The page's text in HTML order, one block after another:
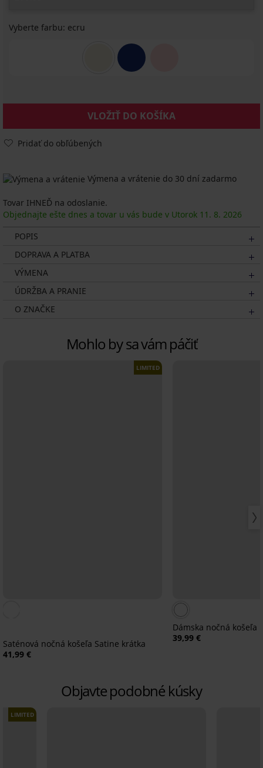
Vyberte farbu: ecru
VLOŽIŤ DO KOŠÍKA
Pridať do obľúbených
Výmena a vrátenie do 30 dní zadarmo
Tovar IHNEĎ na odoslanie.
Objednajte ešte dnes a tovar u vás bude v Utorok 11. 8. 2026
POPIS
DOPRAVA A PLATBA
VÝMENA
ÚDRŽBA A PRANIE
O ZNAČKE
Mohlo by sa vám páčiť
LIMITED
Saténová nočná košeľa Satine krátka
41,99 €
Dámska nočná košeľa
39,99 €
Objavte podobné kúsky
LIMITED